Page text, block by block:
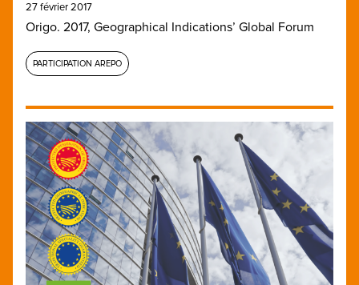
27 février 2017
Origo. 2017, Geographical Indications’ Global Forum
PARTICIPATION AREPO